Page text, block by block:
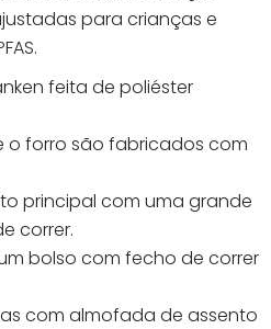
para crianças e
feita de poliéster
o forro são fabricados com
principal com uma grande
correr.
bolso com fecho de correr
com almofada de assento